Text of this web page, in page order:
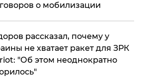
о мобилизации
рассказал, почему у
не хватает ракет для ЗРК
"Об этом неоднократно